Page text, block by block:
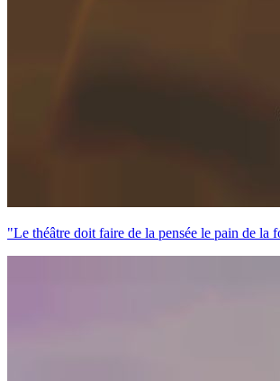
"Le théâtre doit faire de la pensée le pain de la